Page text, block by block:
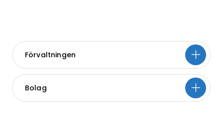
Förvaltningen
Bolag